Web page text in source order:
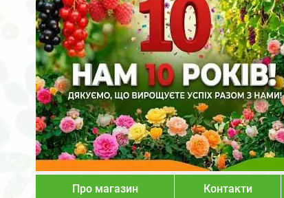
Про магазин Контакти